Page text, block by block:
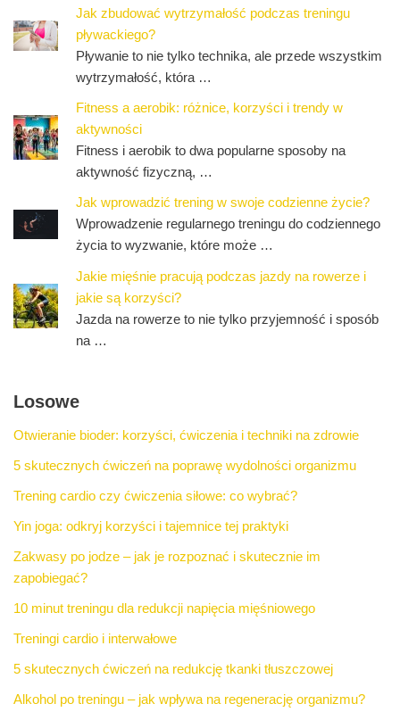
Jak zbudować wytrzymałość podczas treningu
pływackiego?
Pływanie to nie tylko technika, ale przede wszystkim
wytrzymałość, która …
Fitness a aerobik: różnice, korzyści i trendy w
aktywności
Fitness i aerobik to dwa popularne sposoby na
aktywność fizyczną, …
Jak wprowadzić trening w swoje codzienne życie?
Wprowadzenie regularnego treningu do codziennego
życia to wyzwanie, które może …
Jakie mięśnie pracują podczas jazdy na rowerze i
jakie są korzyści?
Jazda na rowerze to nie tylko przyjemność i sposób
na …
Losowe
Otwieranie bioder: korzyści, ćwiczenia i techniki na zdrowie
5 skutecznych ćwiczeń na poprawę wydolności organizmu
Trening cardio czy ćwiczenia siłowe: co wybrać?
Yin joga: odkryj korzyści i tajemnice tej praktyki
Zakwasy po jodze – jak je rozpoznać i skutecznie im
zapobiegać?
10 minut treningu dla redukcji napięcia mięśniowego
Treningi cardio i interwałowe
5 skutecznych ćwiczeń na redukcję tkanki tłuszczowej
Alkohol po treningu – jak wpływa na regenerację organizmu?